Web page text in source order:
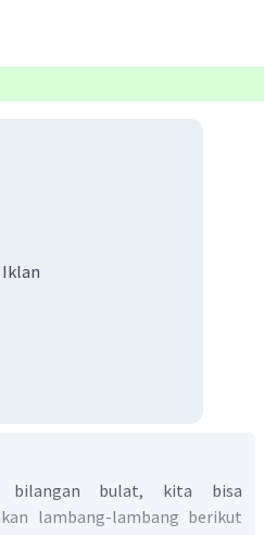
Iklan
bilangan bulat, kita bisa
lambang-lambang berikut